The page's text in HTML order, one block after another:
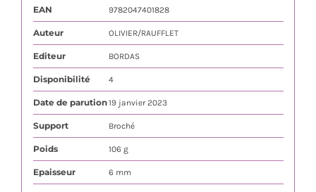
EAN 9782047401828
Auteur OLIVIER/RAUFFLET
Editeur BORDAS
Disponibilité 4
Date de parution19 janvier 2023
Support Broché
Poids 106 g
Epaisseur 6 mm